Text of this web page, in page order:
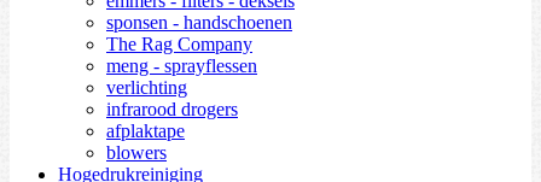
sponsen - handschoenen
The Rag Company
meng - sprayflessen
verlichting
infrarood drogers
afplaktape
blowers
Hogedrukreiniging